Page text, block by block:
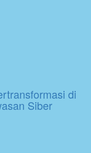
di
Siber